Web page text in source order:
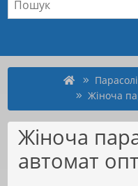
Жіноча
Жіноча
автомат опт